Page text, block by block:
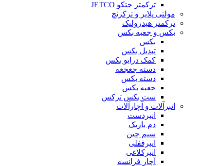
ترکمتر جتکو JETCO
مولتی پلایر و ترکرنچ
ترکمتر هیدرولیک
بکس و جعبه بکس
بکس
تبدیل بکس
کمک درایو بکس
دسته جغجغه
دسته بکس
جعبه بکس
ست بکس ترکس
انبرآلات و آچارآلات
انبردست
دم باریک
سیم چین
انبرقفلی
انبرکلاغی
آچار فرانسه